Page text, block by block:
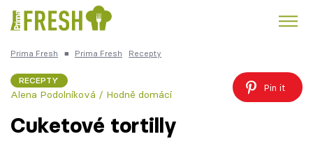
Česká kuchyně Čokoláda
Prima Fresh ■ Prima Fresh Recepty
RECEPTY
Alena Podolníková / Hodně domácí
Pin it
Cuketové tortilly